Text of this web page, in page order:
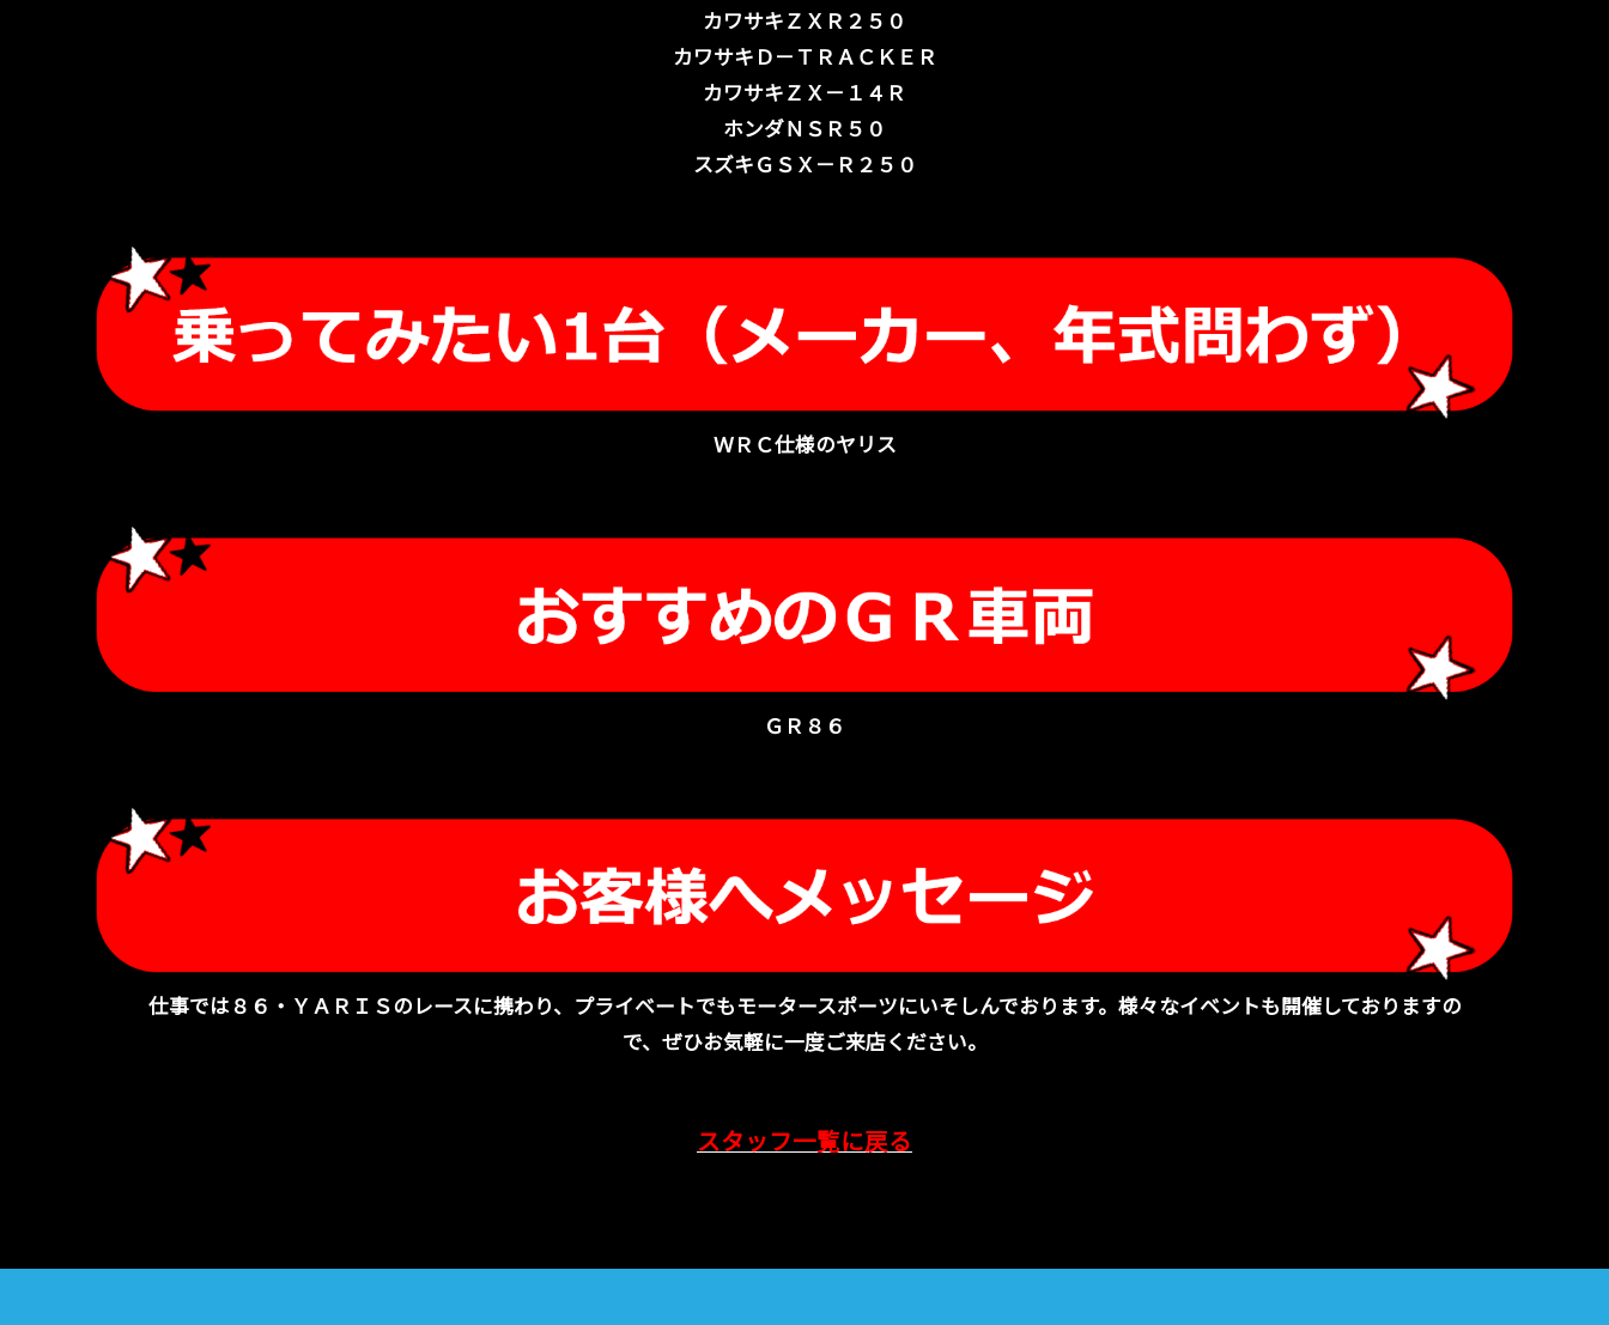
カワサキＺＸＲ２５０
カワサキＤ－ＴＲＡＣＫＥＲ
カワサキＺＸ－１４Ｒ
ホンダＮＳＲ５０
スズキＧＳＸ－Ｒ２５０
ＷＲＣ仕様のヤリス
ＧＲ８６
仕事では８６・ＹＡＲＩＳのレースに携わり、プライベートでもモータースポーツにいそしんでおります。様々なイベントも開催しておりますの
で、ぜひお気軽に一度ご来店ください。
スタッフ一覧に戻る